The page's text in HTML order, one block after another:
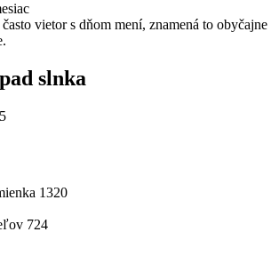
vietor s dňom mení, znamená to obyčajne
slnka
1320
724